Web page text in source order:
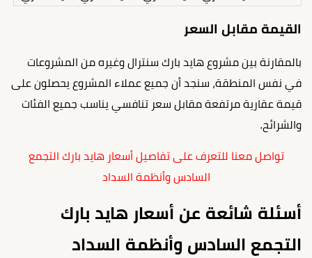
القيمة مقابل السعر
بالمقارنة بين مشروع هايد بارك سنترال وغيره من المشروعات
في نفس المنطقة، سنجد أن جميع عملاء المشروع يحصلون على
قيمة عقارية مرتفعة مقابل سعر تنافسي يناسب جميع الفئات
والشرائح.
تواصل معنا للتعرف على تفاصيل أسعار هايد بارك التجمع
السادس وأنظمة السداد
أسئلة شائعة عن أسعار هايد بارك
التجمع السادس وأنظمة السداد